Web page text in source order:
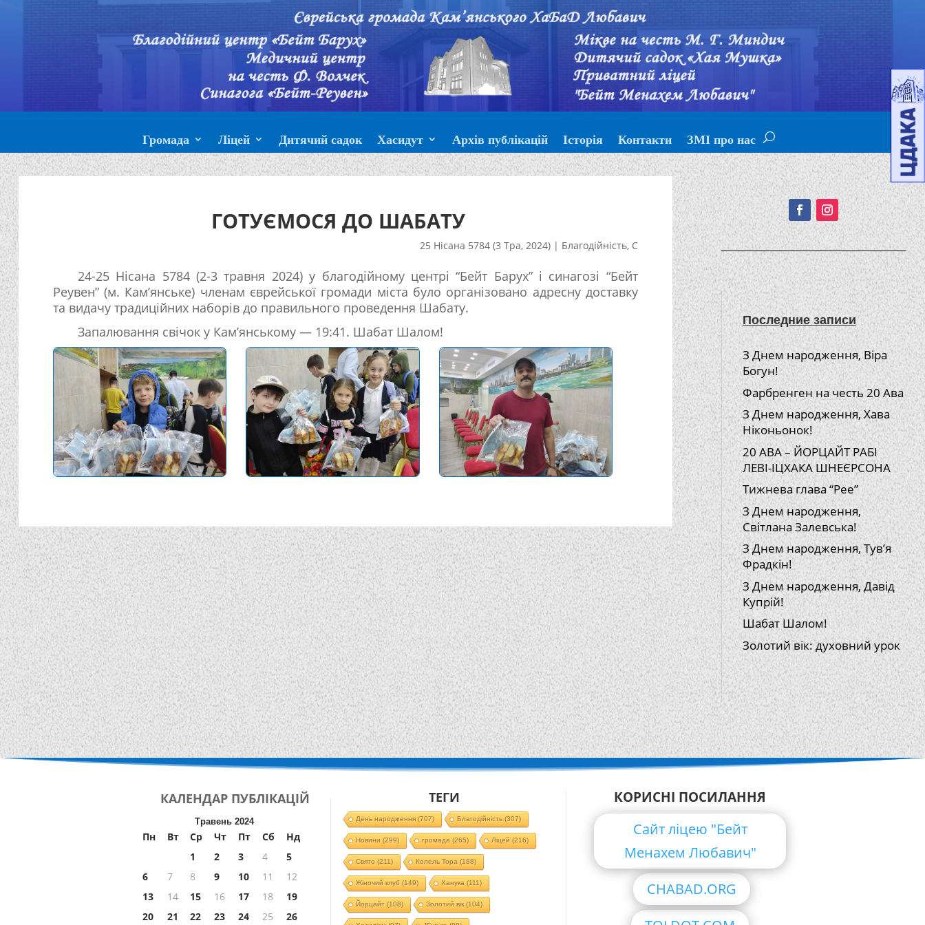
Громада Ліцей Дитячий садок Хасидут Архів публікацій Історія Контакти ЗМІ про нас
ГОТУЄМОСЯ ДО ШАБАТУ
25 Нісана 5784 (3 Тра, 2024)| Благодійність, С
24-25 Нісана 5784 (2-3 травня 2024) у благодійному центрі “Бейт Барух” і синагозі “Бейт
Реувен” (м. Кам’янське) членам єврейської громади міста було організовано адресну доставку
та видачу традиційних наборів до правильного проведення Шабату.
Запалювання свічок у Кам’янському — 19:41. Шабат Шалом!
Подписывайтесь!
Последние записи
З Днем народження, Віра
Богун!
Фарбренген на честь 20 Ава
З Днем народження, Хава
Ніконьонок!
20 АВА – ЙОРЦАЙТ РАБІ
ЛЕВІ-ІЦХАКА ШНЕЄРСОНА
Тижнева глава “Рее”
З Днем народження,
Світлана Залевська!
З Днем народження, Тув’я
Фрадкін!
З Днем народження, Давід
Купрій!
Шабат Шалом!
Золотий вік: духовний урок
КАЛЕНДАР ПУБЛІКАЦІЙ
Травень 2024
Пн Вт Ср Чт Пт Сб
Нд
1
2 3 4
5
6
7 8 9 10 11
12
13
14 15 16 17 18
19
20
21 22 23 24 25 26
ТЕГИ
День народження(707) Благодійність (307)
Новини (299) громада (265) Ліцей (216)
Свято (211) Колель Тора (188)
Жіночий клуб (149) Ханука (111)
Йорцайт (108) Золотий вік(104)
КОРИСНІ ПОСИЛАННЯ
Сайт ліцею "Бейт
Менахем Любавич"
CHABAD.ORG